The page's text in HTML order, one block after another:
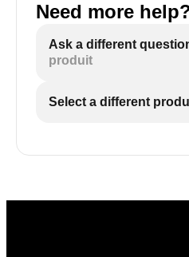
Need more
Ask a different
produit
Select a different